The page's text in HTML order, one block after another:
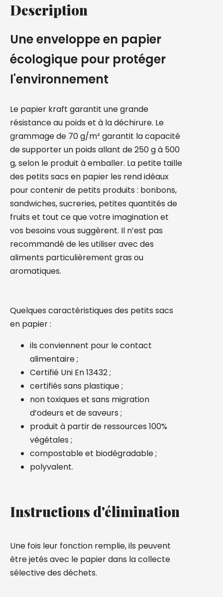
Description
Une enveloppe en papier
écologique pour protéger
l'environnement
Le papier kraft garantit une grande
résistance au poids et à la déchirure. Le
grammage de 70 g/m² garantit la capacité
de supporter un poids allant de 250 g à 500
g, selon le produit à emballer. La petite taille
des petits sacs en papier les rend idéaux
pour contenir de petits produits : bonbons,
sandwiches, sucreries, petites quantités de
fruits et tout ce que votre imagination et
vos besoins vous suggèrent. Il n’est pas
recommandé de les utiliser avec des
aliments particulièrement gras ou
aromatiques.
Quelques caractéristiques des petits sacs
en papier :
ils conviennent pour le contact
alimentaire ;
Certifié Uni En 13432 ;
certifiés sans plastique ;
non toxiques et sans migration
d’odeurs et de saveurs ;
produit à partir de ressources 100%
végétales ;
compostable et biodégradable ;
polyvalent.
Instructions d'élimination
Une fois leur fonction remplie, ils peuvent
être jetés avec le papier dans la collecte
sélective des déchets.